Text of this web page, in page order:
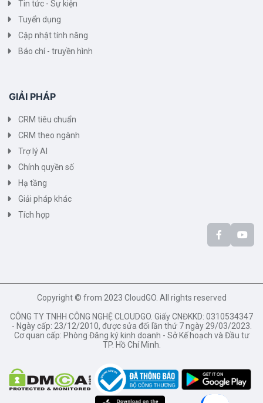
Tin tức - Sự kiện
Tuyển dụng
Cập nhật tính năng
Báo chí - truyền hình
GIẢI PHÁP
CRM tiêu chuẩn
CRM theo ngành
Trợ lý AI
Chính quyền số
Hạ tầng
Giải pháp khác
Tích hợp
Copyright © from 2023 CloudGO. All rights reserved
CÔNG TY TNHH CÔNG NGHỆ CLOUDGO. Giấy CNĐKKD: 0310534347
- Ngày cấp: 23/12/2010, được sửa đổi lần thứ 7 ngày 29/03/2023.
Cơ quan cấp: Phòng Đăng ký kinh doanh - Sở Kế hoạch và Đầu tư
TP. Hồ Chí Minh.